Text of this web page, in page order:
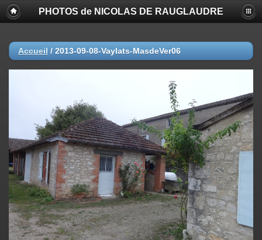
PHOTOS de NICOLAS DE RAUGLAUDRE
Accueil / 2013-09-08-Vaylats-MasdeVer06